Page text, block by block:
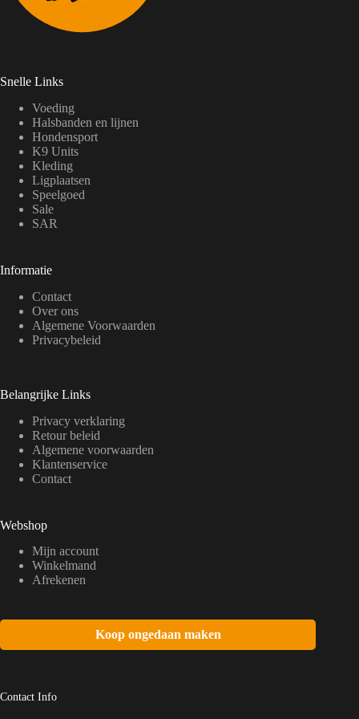
Snelle Links
Voeding
Halsbanden en lijnen
Hondensport
K9 Units
Kleding
Ligplaatsen
Speelgoed
Sale
SAR
Informatie
Contact
Over ons
Algemene Voorwaarden
Privacybeleid
Belangrijke Links
Privacy verklaring
Retour beleid
Algemene voorwaarden
Klantenservice
Contact
Webshop
Mijn account
Winkelmand
Afrekenen
Koop ongedaan maken
Contact Info